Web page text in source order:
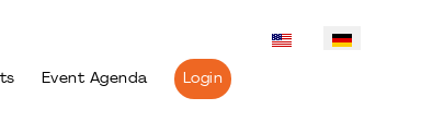
Event Agenda Login